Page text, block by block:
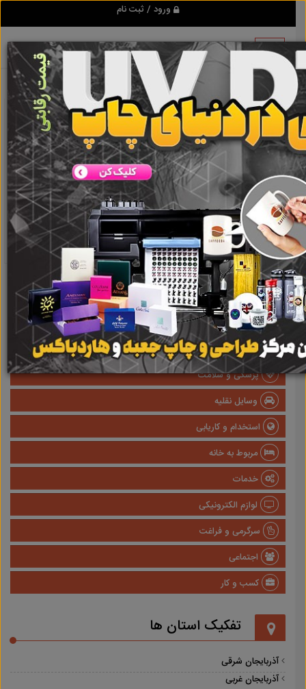
ورود / ثبت نام
نتیجه ای یافت نشد
گروه ها
املاک
صنعتی
پزشکی و سلامت
وسایل نقلیه
استخدام و کاریابی
مربوط به خانه
خدمات
لوازم الکترونیکی
سرگرمی و فراغت
اجتماعی
کسب و کار
تفکیک استان ها
آذربایجان شرقی
آذربایجان غربی